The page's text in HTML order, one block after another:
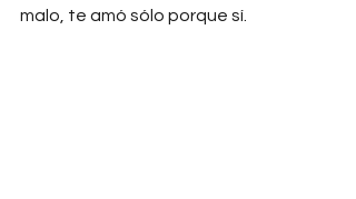
malo, te amó sólo porque sí.